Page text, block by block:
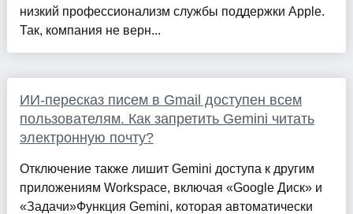
низкий профессионализм службы поддержки Apple.
Так, компания не верн...
ИИ-пересказ писем в Gmail доступен всем
пользователям. Как запретить Gemini читать
электронную почту?
Отключение также лишит Gemini доступа к другим
приложениям Workspace, включая «Google Диск» и
«Задачи»Функция Gemini, которая автоматически